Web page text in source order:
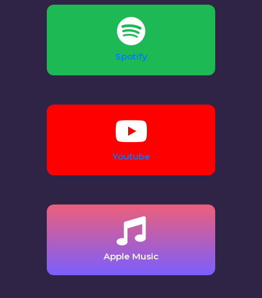
Spotify
Youtube
Apple Music